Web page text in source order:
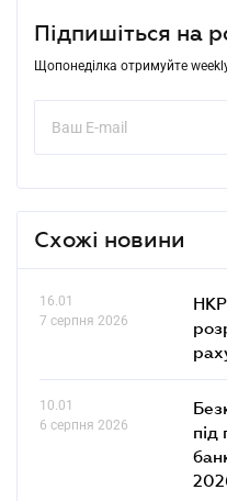
Підпишіться на
Щопонеділка отримуйте
Схожі новини
16.01
7 серпня 2026
10.01
6 серпня 2026
під